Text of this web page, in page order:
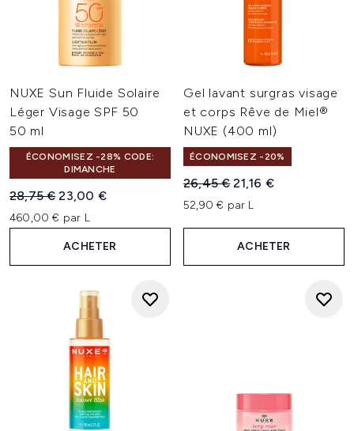
NUXE Sun Fluide Solaire
Léger Visage SPF 50
50 ml
ÉCONOMISEZ -28% CODE:
DIMANCHE
Prix de vente :
28,75 €Prix ​​actuel :
23,00 €
460,00 € par L
ACHETER
Gel lavant surgras visage
et corps Rêve de Miel®
NUXE (400 ml)
ÉCONOMISEZ -20%
Prix de vente :
26,45 €Prix ​​actuel :
21,16 €
52,90 € par L
ACHETER